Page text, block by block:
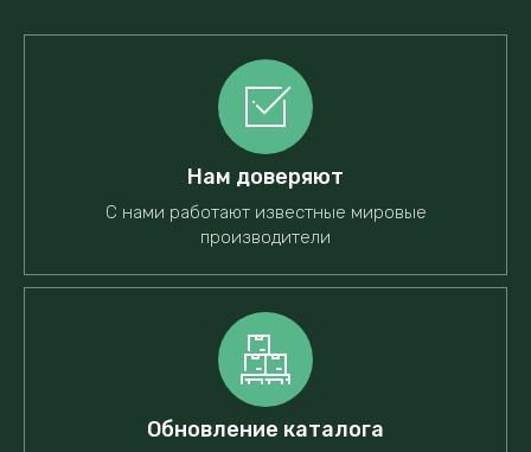
Нам доверяют
С нами работают известные мировые
производители
Обновление каталога